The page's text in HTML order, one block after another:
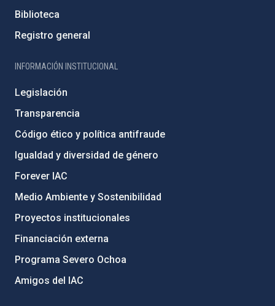
Biblioteca
Registro general
INFORMACIÓN INSTITUCIONAL
Legislación
Transparencia
Código ético y política antifraude
Igualdad y diversidad de género
Forever IAC
Medio Ambiente y Sostenibilidad
Proyectos institucionales
Financiación externa
Programa Severo Ochoa
Amigos del IAC